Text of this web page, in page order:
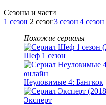
Cезоны и части
1 сезон 2 сезон3 сезон 4 сезон
Похожие сериалы
Шеф 1 сезон
Неуловимые 4: Бангкок
Эксперт